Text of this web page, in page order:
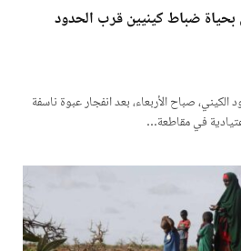
ضباط كينيين قرب الحدود
صباح الأربعاء، بعد انفجار عبوة ناسفة
في مقاطعة…